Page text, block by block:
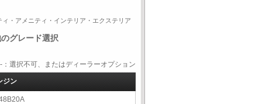
ィ・アメニティ・インテリア・エクステリア
グレード選択
択不可、またはディーラーオプション
ジン